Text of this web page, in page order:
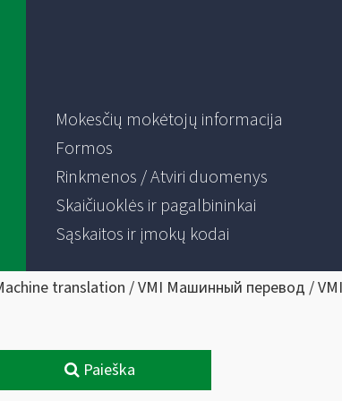
Mokesčių mokėtojų informacija
Formos
Rinkmenos / Atviri duomenys
Skaičiuoklės ir pagalbininkai
Sąskaitos ir įmokų kodai
translation / VMI Машинный перевод /
Paieška